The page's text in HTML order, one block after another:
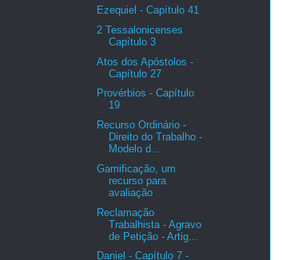
Ezequiel - Capítulo 41
2 Tessalonicenses
Capítulo 3
Atos dos Apóstolos -
Capítulo 27
Provérbios - Capítulo
19
Recurso Ordinário -
Direito do Trabalho -
Modelo d...
Gamificação, um
recurso para
avaliação
Reclamação
Trabalhista - Agravo
de Petição - Artig...
Daniel - Capítulo 7 -